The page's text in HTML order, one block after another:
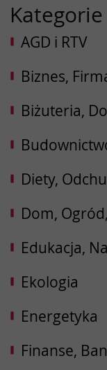
Kategorie
AGD i RTV
Biznes,
Biżuteria,
Diety,
Dom,
Edukacja,
Ekologia
Energetyka
Finanse,